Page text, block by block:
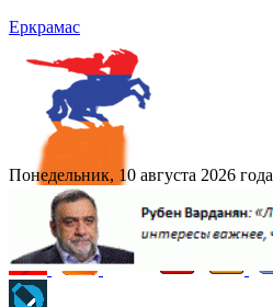
Еркрамас
Понедельник, 10 августа 2026 года